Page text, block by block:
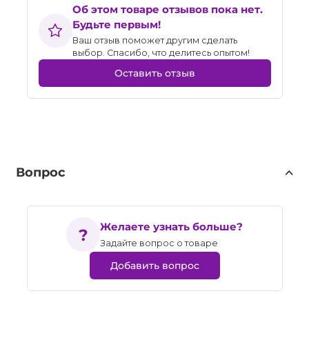
Об этом товаре отзывов пока нет.
Будьте первым!
Ваш отзыв поможет другим сделать
выбор. Спасибо, что делитесь опытом!
Оставить отзыв
Вопрос
Желаете узнать больше?
Задайте вопрос о товаре
Добавить вопрос